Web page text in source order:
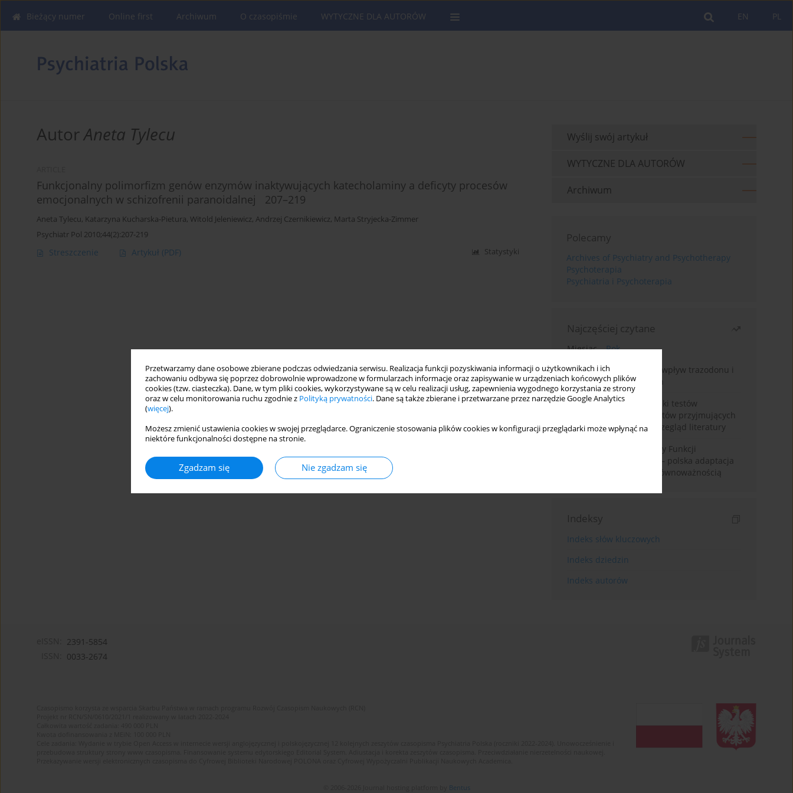
Przetwarzamy dane osobowe zbierane podczas odwiedzania serwisu. Realizacja funkcji pozyskiwania informacji o użytkownikach i ich
zachowaniu odbywa się poprzez dobrowolnie wprowadzone w formularzach informacje oraz zapisywanie w urządzeniach końcowych plików
cookies (tzw. ciasteczka). Dane, w tym pliki cookies, wykorzystywane są w celu realizacji usług, zapewnienia wygodnego korzystania ze strony
oraz w celu monitorowania ruchu zgodnie z Polityką prywatności. Dane są także zbierane i przetwarzane przez narzędzie Google Analytics
(więcej).
Możesz zmienić ustawienia cookies w swojej przeglądarce. Ograniczenie stosowania plików cookies w konfiguracji przeglądarki może wpłynąć na
niektóre funkcjonalności dostępne na stronie.
Zgadzam się Nie zgadzam się
PL
EN
Bieżący numer Online first Archiwum O czasopiśmie WYTYCZNE DLA AUTORÓW
AutorAneta Tylecu
Funkcjonalny polimorfizm genów enzymów inaktywujących katecholaminy a deficyty procesów
emocjonalnych w schizofrenii paranoidalnej 207–219
Aneta Tylecu, Katarzyna Kucharska-Pietura, Witold Jeleniewicz, Andrzej Czernikiewicz, Marta Stryjecka-Zimmer
Psychiatr Pol 2010;44(2):207-219
Streszczenie Artykuł (PDF) Statystyki
Wyślij swój artykuł
WYTYCZNE DLA AUTORÓW
Archiwum
Polecamy
Archives of Psychiatry and Psychotherapy
Psychoterapia
Psychiatria i Psychoterapia
Najczęściej czytane
Miesiąc
Rok
Leczenie bezsenności – wpływ trazodonu i
leków nasennych na sen
Fałszywie dodatnie wyniki testów
narkotykowych u pacjentów przyjmujących
leki psychotropowe – przegląd literatury
Montrealska Skala Oceny Funkcji
Poznawczych MoCA 7.2.– polska adaptacja
metody i badania nad równoważnością
Indeksy
Indeks słów kluczowych
Indeks dziedzin
Indeks autorów
2391-5854
0033-2674
Bentus